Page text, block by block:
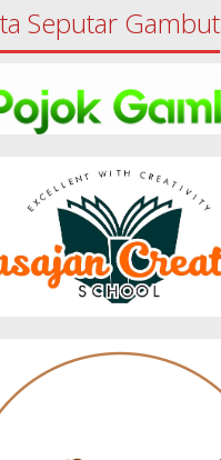
Seputar Gambut